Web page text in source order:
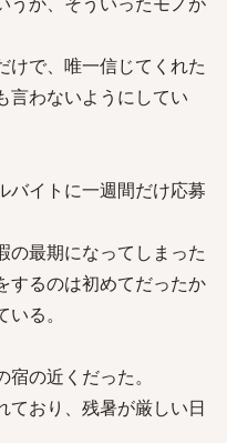
けで、唯一信じてくれた
言わないようにしてい
バイトに一週間だけ応募
の最期になってしまった
するのは初めてだったか
る。
の近くだった。
ており、残暑が厳しい日